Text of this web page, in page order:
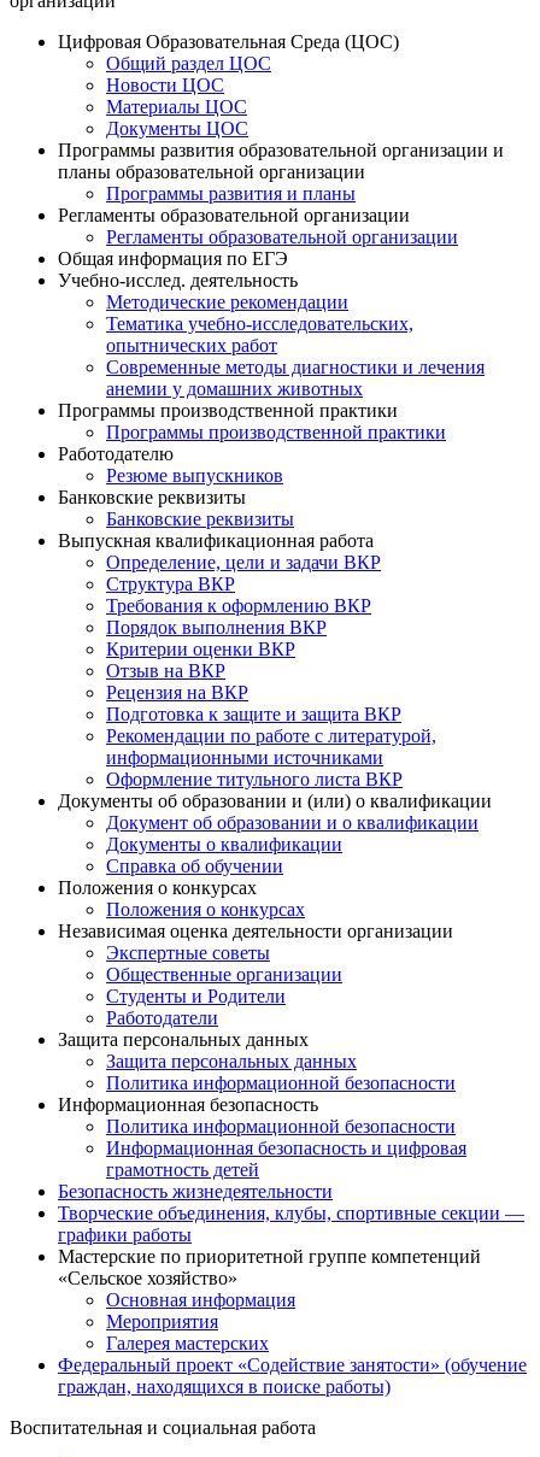
Цифровая Образовательная Среда (ЦОС)
Общий раздел ЦОС
Новости ЦОС
Материалы ЦОС
Документы ЦОС
Программы развития образовательной организации и
планы образовательной организации
Программы развития и планы
Регламенты образовательной организации
Регламенты образовательной организации
Общая информация по ЕГЭ
Учебно-исслед. деятельность
Методические рекомендации
Тематика учебно-исследовательских,
опытнических работ
Современные методы диагностики и лечения
анемии у домашних животных
Программы производственной практики
Программы производственной практики
Работодателю
Резюме выпускников
Банковские реквизиты
Банковские реквизиты
Выпускная квалификационная работа
Определение, цели и задачи ВКР
Структура ВКР
Требования к оформлению ВКР
Порядок выполнения ВКР
Критерии оценки ВКР
Отзыв на ВКР
Рецензия на ВКР
Подготовка к защите и защита ВКР
Рекомендации по работе с литературой,
информационными источниками
Оформление титульного листа ВКР
Документы об образовании и (или) о квалификации
Документ об образовании и о квалификации
Документы о квалификации
Справка об обучении
Положения о конкурсах
Положения о конкурсах
Независимая оценка деятельности организации
Экспертные советы
Общественные организации
Студенты и Родители
Работодатели
Защита персональных данных
Защита персональных данных
Политика информационной безопасности
Информационная безопасность
Политика информационной безопасности
Информационная безопасность и цифровая
грамотность детей
Безопасность жизнедеятельности
Творческие объединения, клубы, спортивные секции —
графики работы
Мастерские по приоритетной группе компетенций
«Сельское хозяйство»
Основная информация
Мероприятия
Галерея мастерских
Федеральный проект «Содействие занятости» (обучение
граждан, находящихся в поиске работы)
Воспитательная и социальная работа